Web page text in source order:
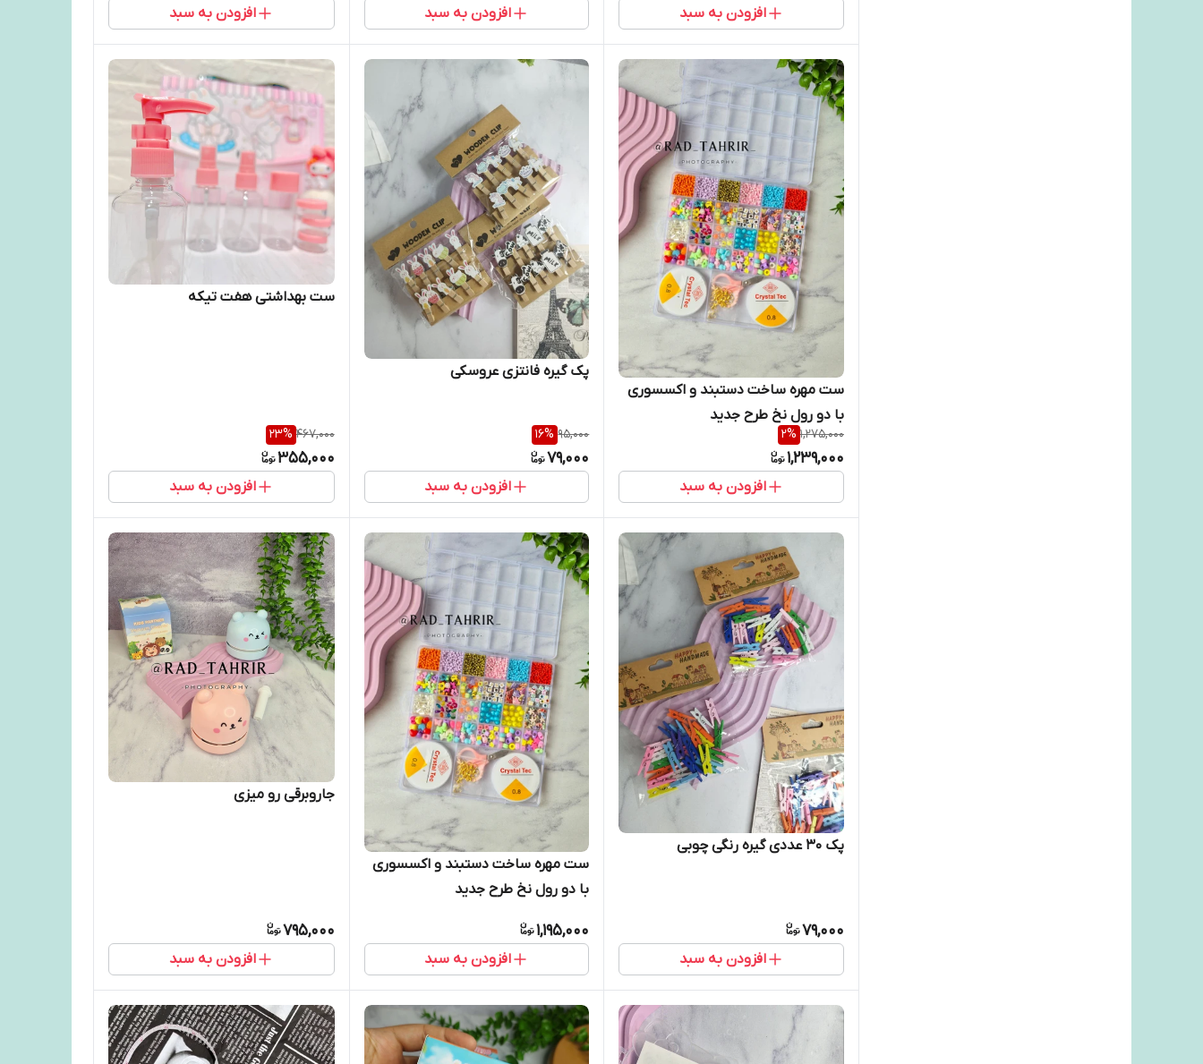
افزودن به سبد افزودن به سبد افزودن به سبد
ست مهره ساخت دستبند و اکسسوری
با دو رول نخ طرح جدید
1,275,000
2%
1,239,000
افزودن به سبد
پک گیره فانتزی عروسکی
95,000
16%
79,000
افزودن به سبد
ست بهداشتی هفت تیکه
467,000
23%
355,000
افزودن به سبد
پک ۳۰ عددی گیره رنگی چوبی
79,000
افزودن به سبد
ست مهره ساخت دستبند و اکسسوری
با دو رول نخ طرح جدید
1,195,000
افزودن به سبد
جاروبرقی رو میزی
795,000
افزودن به سبد